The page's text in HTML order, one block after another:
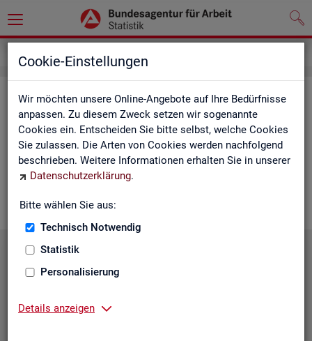
Cookie-Einstellungen
Wir möchten unsere Online-Angebote auf Ihre Bedürfnisse
anpassen. Zu diesem Zweck setzen wir sogenannte
Cookies ein. Entscheiden Sie bitte selbst, welche Cookies
Sie zulassen. Die Arten von Cookies werden nachfolgend
beschrieben. Weitere Informationen erhalten Sie in unserer
Datenschutzerklärung.
Bitte wählen Sie aus:
Technisch Notwendig
Statistik
Personalisierung
Details anzeigen
Ser­vice
Die Sta­tis­tik derBAbie­tet ein brei­tes An­ge­bot an Pro­duk­ten
und Son­der­aus­wer­tung (nachBe­darf). Haben Sie Fra­gen,
einen spe­zi­el­len Da­ten­wunsch oder möch­ten uns ein Feed­
back zu un­se­ren Pro­duk­ten geben, dann schau­en Sie auf den